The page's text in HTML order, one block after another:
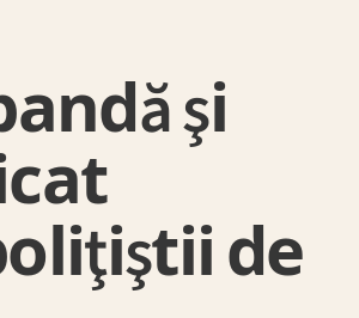
şi
de